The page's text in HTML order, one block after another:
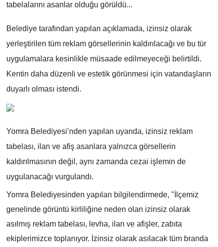
tabelalarını asanlar olduğu görüldü...
Belediye tarafından yapılan açıklamada, izinsiz olarak
yerleştirilen tüm reklam görsellerinin kaldırılacağı ve bu tür
uygulamalara kesinlikle müsaade edilmeyeceği belirtildi.
Kentin daha düzenli ve estetik görünmesi için vatandaşların
duyarlı olması istendi.
Yomra Belediyesi’nden yapılan uyarıda, izinsiz reklam
tabelası, ilan ve afiş asanlara yalnızca görsellerin
kaldırılmasının değil, aynı zamanda cezai işlemin de
uygulanacağı vurgulandı.
Yomra Belediyesinden yapılan bilgilendirmede, "İlçemiz
genelinde görüntü kirliliğine neden olan izinsiz olarak
asılmış reklam tabelası, levha, ilan ve afişler, zabıta
ekiplerimizce toplanıyor. İzinsiz olarak asılacak tüm branda